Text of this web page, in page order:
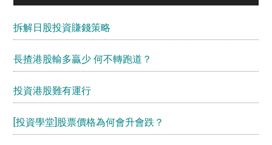
拆解日股投資賺錢策略
長揸港股輸多贏少 何不轉跑道？
投資港股難有運行
[投資學堂]股票價格為何會升會跌？